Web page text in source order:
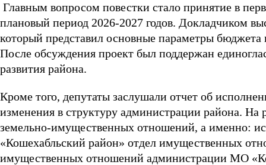
Главным вопросом повестки стало принятие в
плановый период 2026-2027 годов. Докладчиком
который представил основные параметры бюджета
После обсуждения проект был поддержан
развития района.
Кроме того, депутаты заслушали отчет об
изменения в структуру администрации района.
земельно-имущественных отношений, а именно:
«Кошехабльский район» отдел имущественных
имущественных отношений администрации МО